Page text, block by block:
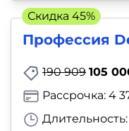
Профессия
190 909 105
Длительность:
Рассрочка: 4
Скидка 45%